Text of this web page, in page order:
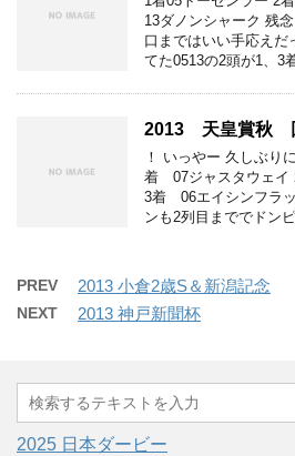
13ダノンシャーク 残
口まではいい手応えだ
てた0513の2頭が1、3
2013 天皇賞秋
！ いっやー 久しぶり
着 07ジャスタウェイ
3着 06エイシンフラ
ンも2列目まででドン
PREV 2013 小倉2歳S＆新潟記念
NEXT 2013 神戸新聞杯
2025 日本ダービー